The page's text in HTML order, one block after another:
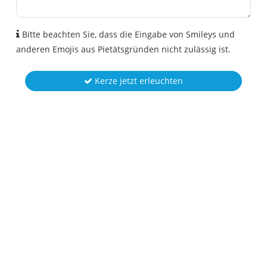
Bitte beachten Sie, dass die Eingabe von Smileys und
anderen Emojis aus Pietätsgründen nicht zulässig ist.
Kerze jetzt erleuchten